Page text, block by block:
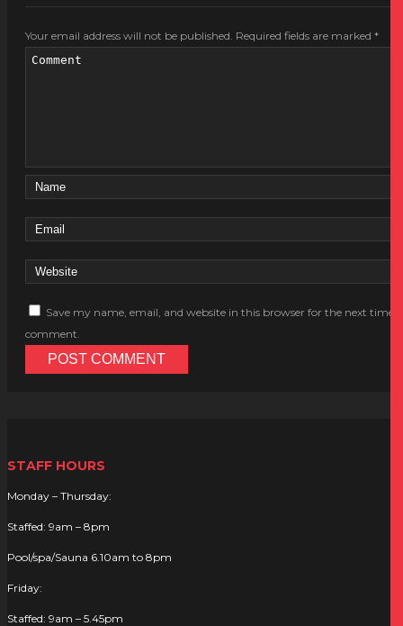
Your email address will not be published. Required fields are marked *
Save my name, email, and website in this browser for the next time I
comment.
STAFF HOURS
Monday – Thursday:
Staffed: 9am – 8pm
Pool/spa/Sauna 6.10am to 8pm
Friday:
Staffed: 9am – 5.45pm